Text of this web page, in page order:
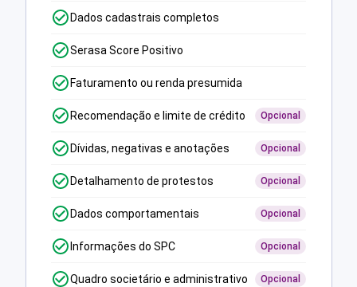
Dados cadastrais completos
Serasa Score Positivo
Faturamento ou renda presumida
Recomendação e limite de crédito Opcional
Dívidas, negativas e anotações Opcional
Detalhamento de protestos Opcional
Dados comportamentais Opcional
Informações do SPC Opcional
Quadro societário e administrativo Opcional